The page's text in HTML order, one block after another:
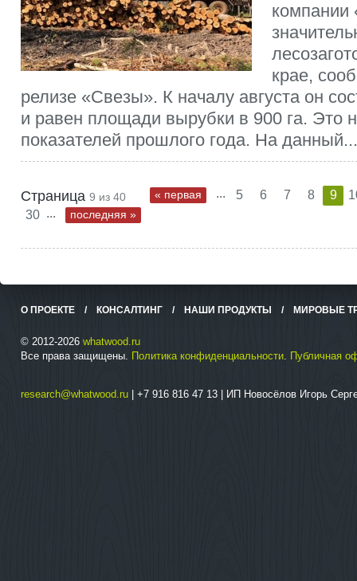
компании
крае,
релизе «Свезы». К началу августа он
и равен площади вырубки в 900 га. Это
показателей прошлого года. На данный...
Страница 9 из 40 « первая ... 5 6 7 8 9
30 ... последняя »
О ПРОЕКТЕ / КОНСАЛТИНГ / НАШИ ПРОДУКТЫ / МИРОВЫЕ
© 2012-2026 whatwood.ru
Все права защищены. Политика конфиденциальности. Публичная
research@whatwood.ru | +7 916 816 47 13 | ИП Новосёлов Игорь